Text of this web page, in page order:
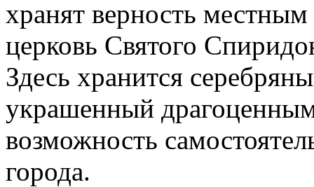
хранят верность
церковь Святого
Здесь хранится
украшенный
возможность
города.